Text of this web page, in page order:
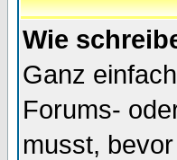
Wie
Ganz
Forums-
musst,